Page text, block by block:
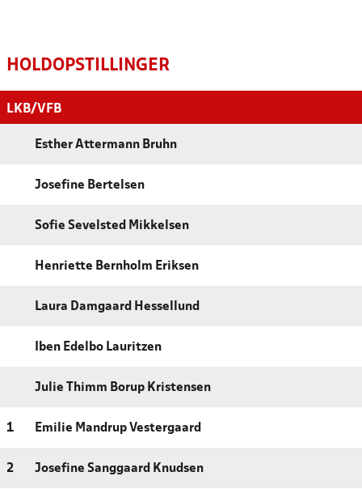
HOLDOPSTILLINGER
LKB/VFB
Esther Attermann Bruhn
Josefine Bertelsen
Sofie Sevelsted Mikkelsen
Henriette Bernholm Eriksen
Laura Damgaard Hessellund
Iben Edelbo Lauritzen
Julie Thimm Borup Kristensen
1 Emilie Mandrup Vestergaard
2 Josefine Sanggaard Knudsen